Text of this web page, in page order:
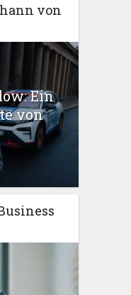
von
Ein
von